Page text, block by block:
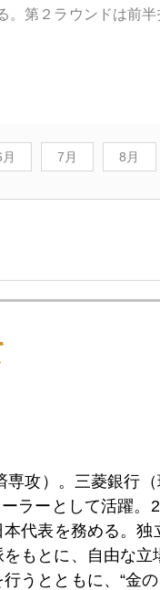
第２ラウンドは前
7月 8月
専攻）。三菱銀行（
ラーとして活躍。
代表を務める。独
もとに、自由な立
うとともに、“金